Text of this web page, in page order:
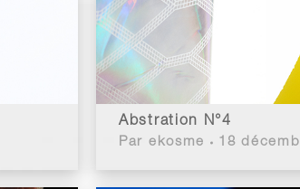
Abstration N°4
Par ekosme 18